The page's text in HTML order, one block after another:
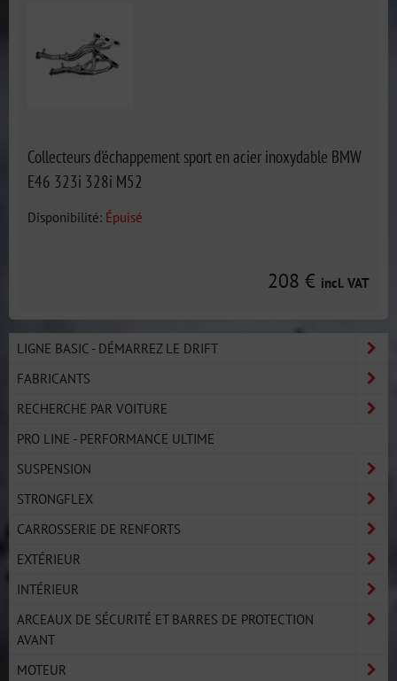
Collecteurs d'échappement sport en acier inoxydable BMW
E46 323i 328i M52
Disponibilité: Épuisé
208 € incl. VAT
LIGNE BASIC - DÉMARREZ LE DRIFT
FABRICANTS
RECHERCHE PAR VOITURE
PRO LINE - PERFORMANCE ULTIME
SUSPENSION
STRONGFLEX
CARROSSERIE DE RENFORTS
EXTÉRIEUR
INTÉRIEUR
ARCEAUX DE SÉCURITÉ ET BARRES DE PROTECTION
AVANT
MOTEUR